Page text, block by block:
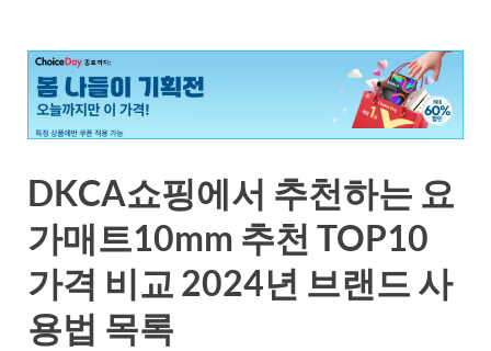
DKCA쇼핑에서 추천하는 요
가매트10mm 추천 TOP10
가격 비교 2024년 브랜드 사
용법 목록